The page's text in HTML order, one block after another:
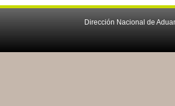
Dirección Nacional de